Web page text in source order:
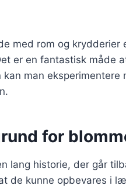
med rom og krydderier
er en fantastisk måde
man
for
lang historie, der går
de kunne opbevares i